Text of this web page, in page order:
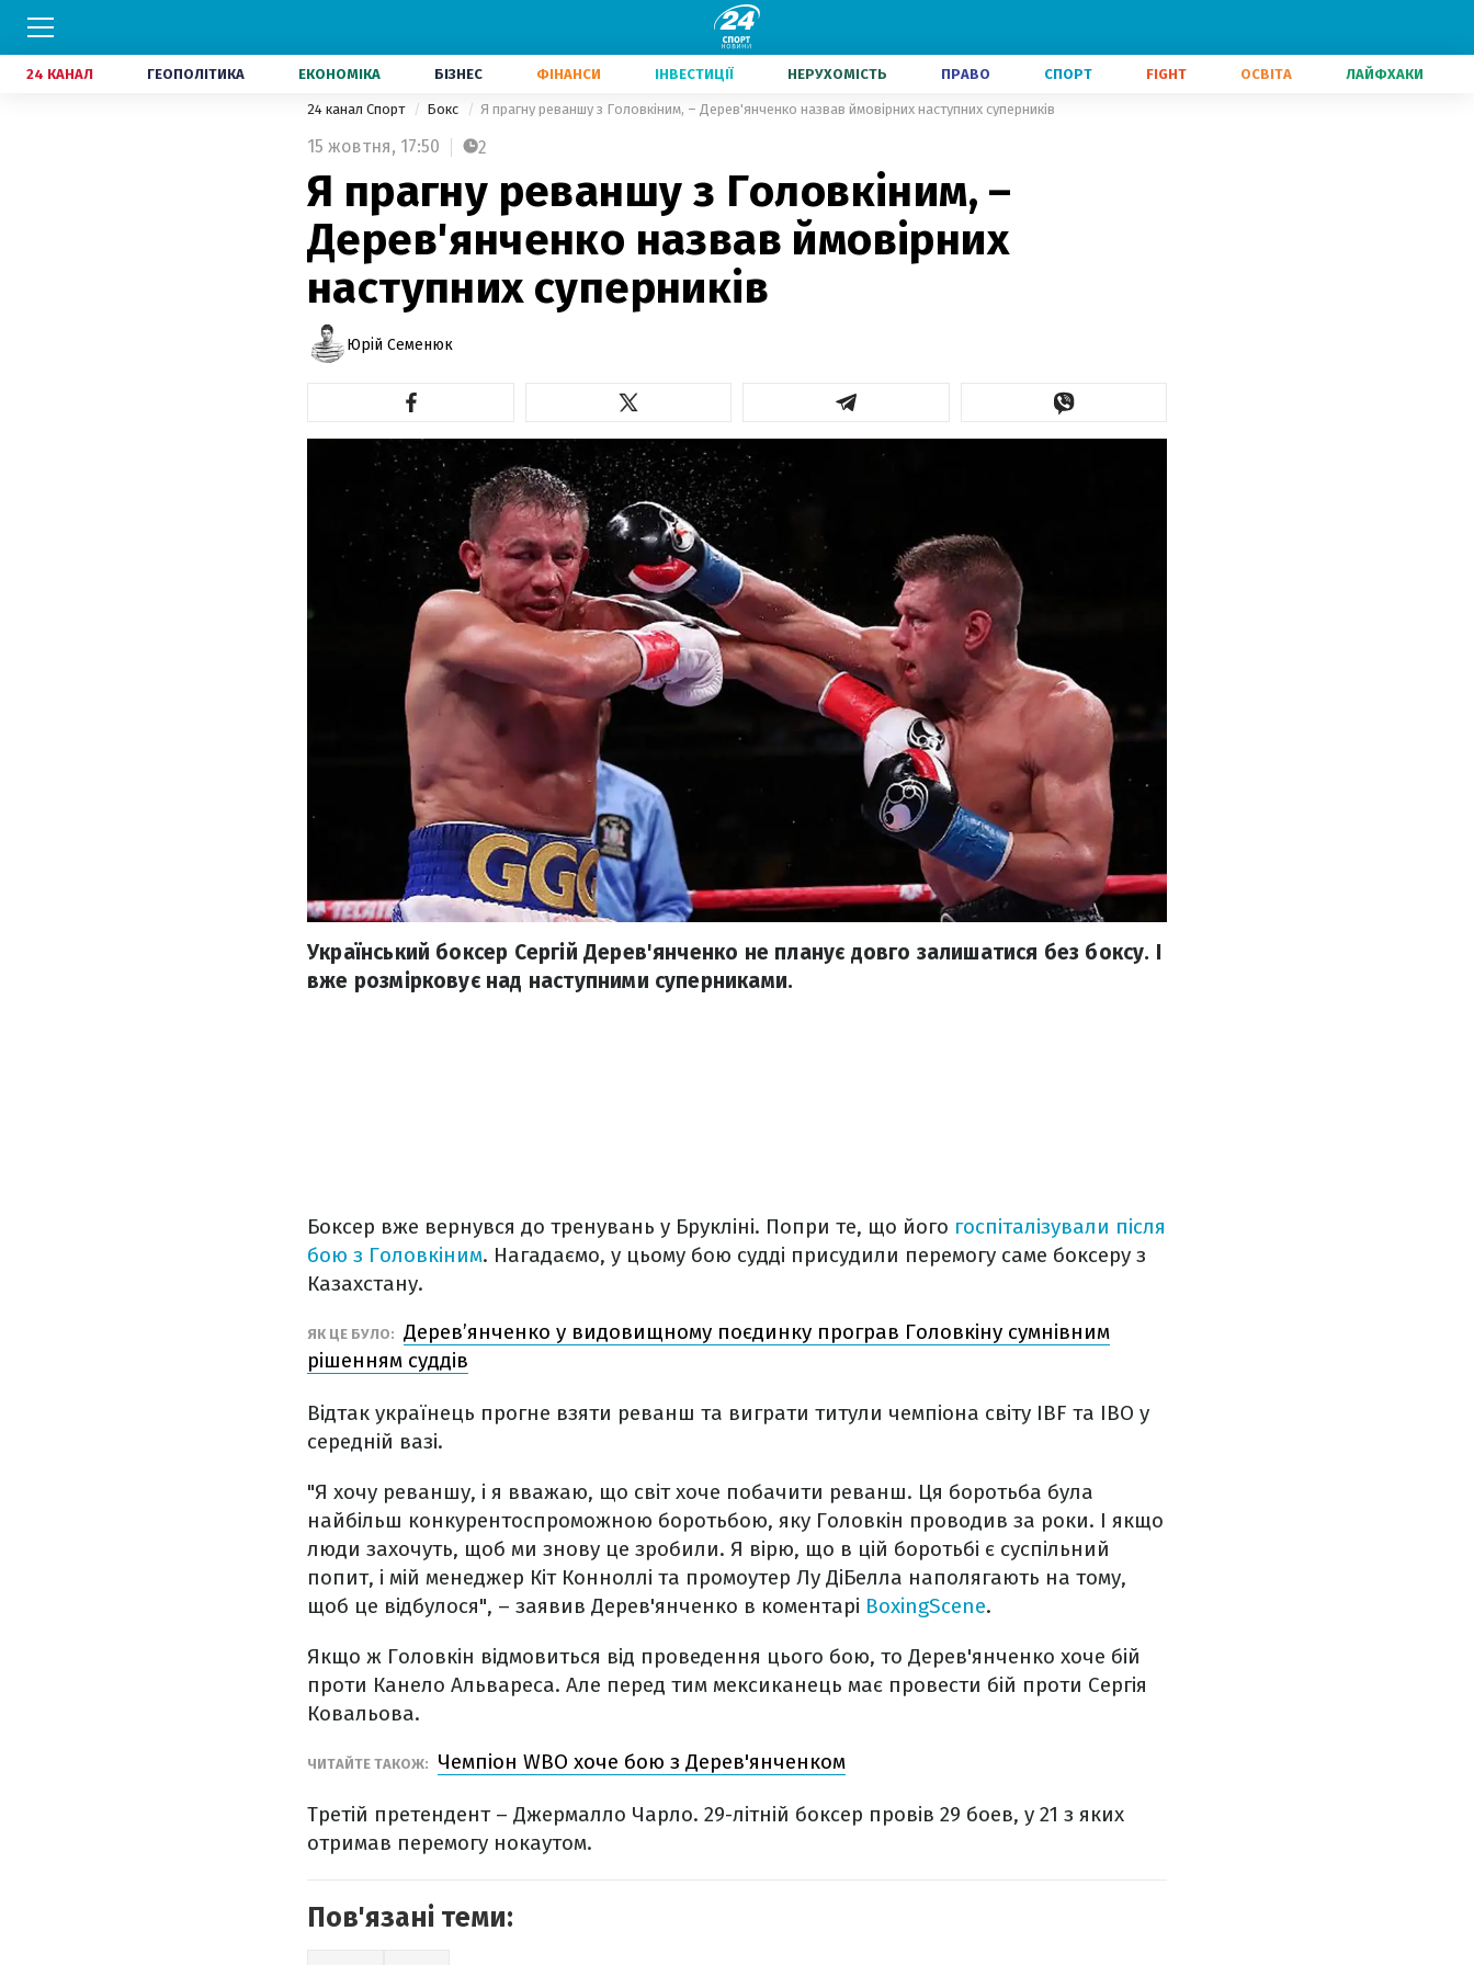
24 КАНАЛ ГЕОПОЛІТИКА ЕКОНОМІКА БІЗНЕС ФІНАНСИ ІНВЕСТИЦІЇ НЕРУХОМІСТЬ ПРАВО СПОРТ FIGHT ОСВІТА ЛАЙФХАКИ
24 канал Спорт Бокс Я прагну реваншу з Головкіним, – Дерев'янченко назвав ймовірних наступних суперників
15 жовтня, 17:50 2
Я прагну реваншу з Головкіним, –
Дерев'янченко назвав ймовірних
наступних суперників
Юрій Семенюк
Український боксер Сергій Дерев'янченко не планує довго залишатися без боксу. І
вже розмірковує над наступними суперниками.
Боксер вже вернувся до тренувань у Брукліні. Попри те, що його госпіталізували після
бою з Головкіним. Нагадаємо, у цьому бою судді присудили перемогу саме боксеру з
Казахстану.
ЯК ЦЕ БУЛО: Дерев’янченко у видовищному поєдинку програв Головкіну сумнівним
рішенням суддів
Відтак українець прогне взяти реванш та виграти титули чемпіона світу IBF та IBO у
середній вазі.
"Я хочу реваншу, і я вважаю, що світ хоче побачити реванш. Ця боротьба була
найбільш конкурентоспроможною боротьбою, яку Головкін проводив за роки. І якщо
люди захочуть, щоб ми знову це зробили. Я вірю, що в цій боротьбі є суспільний
попит, і мій менеджер Кіт Конноллі та промоутер Лу ДіБелла наполягають на тому,
щоб це відбулося", – заявив Дерев'янченко в коментарі BoxingScene.
Якщо ж Головкін відмовиться від проведення цього бою, то Дерев'янченко хоче бій
проти Канело Альвареса. Але перед тим мексиканець має провести бій проти Сергія
Ковальова.
ЧИТАЙТЕ ТАКОЖ: Чемпіон WBO хоче бою з Дерев'янченком
Третій претендент – Джермалло Чарло. 29-літній боксер провів 29 боев, у 21 з яких
отримав перемогу нокаутом.
Пов'язані теми: